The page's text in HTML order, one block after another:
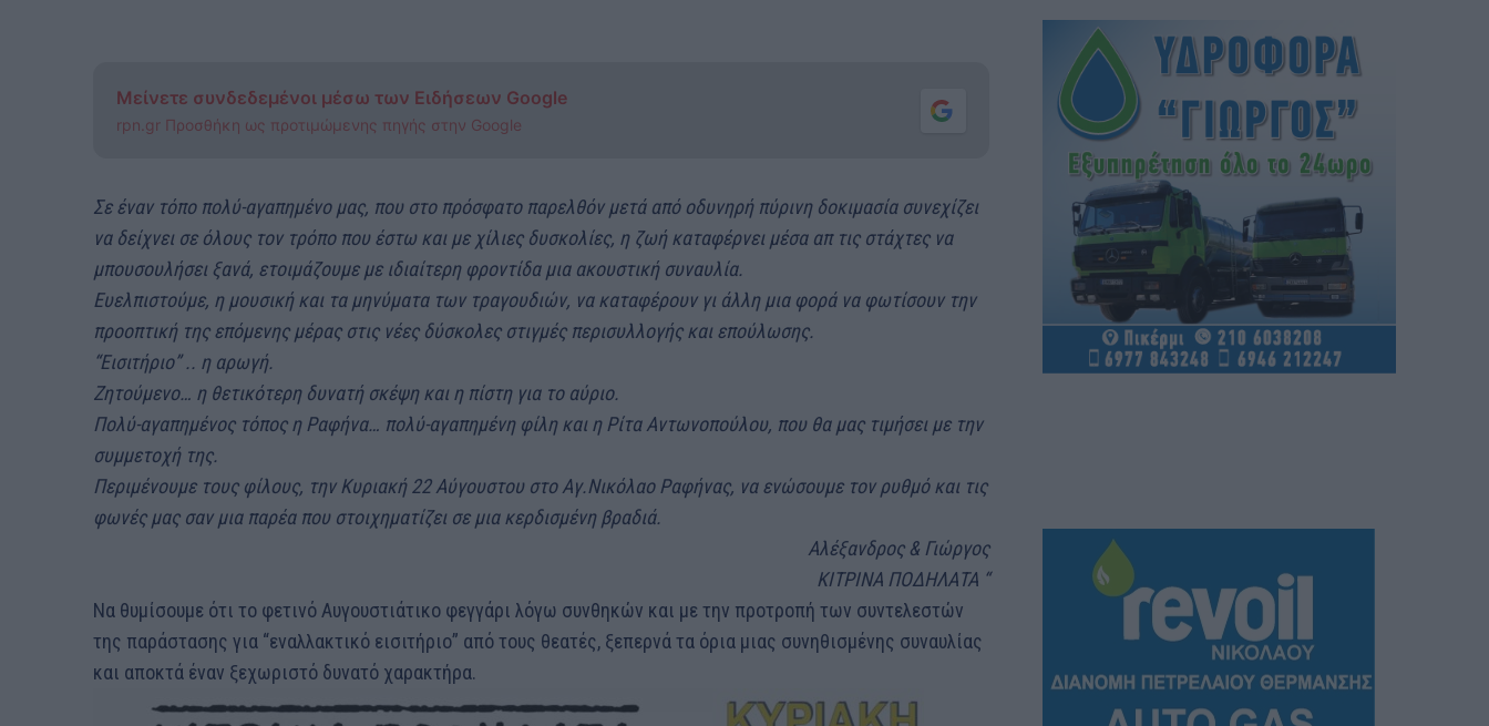
Μείνετε συνδεδεμένοι μέσω των Ειδήσεων Google
rpn.gr Προσθήκη ως προτιμώμενης πηγής στην Google
Σε έναν τόπο πολύ-αγαπημένο μας, που στο πρόσφατο παρελθόν μετά από οδυνηρή πύρινη δοκιμασία συνεχίζει
να δείχνει σε όλους τον τρόπο που έστω και με χίλιες δυσκολίες, η ζωή καταφέρνει μέσα απ τις στάχτες να
μπουσουλήσει ξανά, ετοιμάζουμε με ιδιαίτερη φροντίδα μια ακουστική συναυλία.
Ευελπιστούμε, η μουσική και τα μηνύματα των τραγουδιών, να καταφέρουν γι άλλη μια φορά να φωτίσουν την
προοπτική της επόμενης μέρας στις νέες δύσκολες στιγμές περισυλλογής και επούλωσης.
“Εισιτήριο” .. η αρωγή.
Ζητούμενο… η θετικότερη δυνατή σκέψη και η πίστη για το αύριο.
Πολύ-αγαπημένος τόπος η Ραφήνα… πολύ-αγαπημένη φίλη και η Ρίτα Αντωνοπούλου, που θα μας τιμήσει με την
συμμετοχή της.
Περιμένουμε τους φίλους, την Κυριακή 22 Αύγουστου στο Αγ.Νικόλαο Ραφήνας, να ενώσουμε τον ρυθμό και τις
φωνές μας σαν μια παρέα που στοιχηματίζει σε μια κερδισμένη βραδιά.
Αλέξανδρος & Γιώργος
ΚΙΤΡΙΝΑ ΠΟΔΗΛΑΤΑ “
Να θυμίσουμε ότι το φετινό Αυγουστιάτικο φεγγάρι λόγω συνθηκών και με την προτροπή των συντελεστών
της παράστασης για “εναλλακτικό εισιτήριο” από τους θεατές, ξεπερνά τα όρια μιας συνηθισμένης συναυλίας
και αποκτά έναν ξεχωριστό δυνατό χαρακτήρα.